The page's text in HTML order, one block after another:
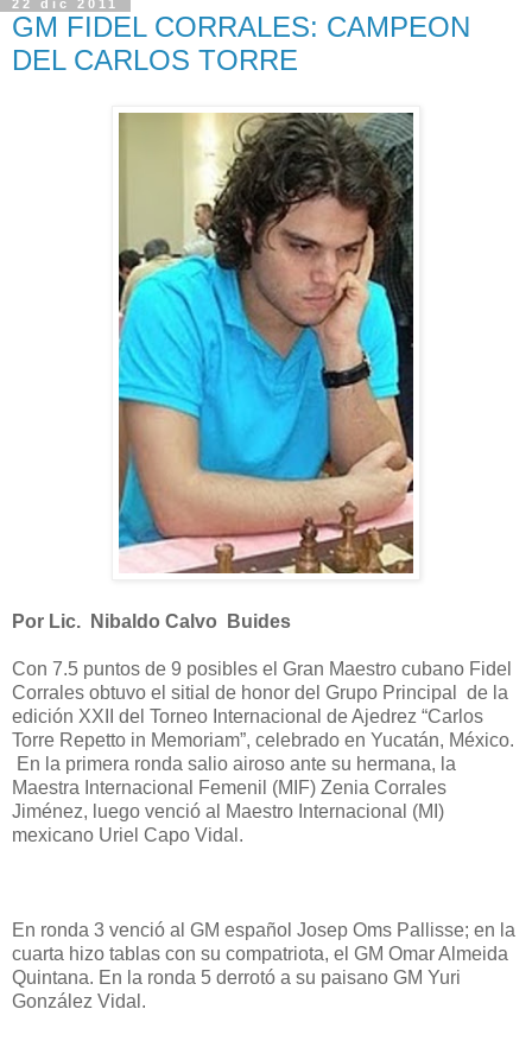
22 dic 2011
GM FIDEL CORRALES: CAMPEON
DEL CARLOS TORRE
Por Lic. Nibaldo Calvo Buides
Con 7.5 puntos de 9 posibles el Gran Maestro cubano Fidel
Corrales obtuvo el sitial de honor del Grupo Principal de la
edición XXII del Torneo Internacional de Ajedrez “Carlos
Torre Repetto in Memoriam”, celebrado en Yucatán, México.
En la primera ronda salio airoso ante su hermana, la
Maestra Internacional Femenil (MIF) Zenia Corrales
Jiménez, luego venció al Maestro Internacional (MI)
mexicano Uriel Capo Vidal.
En ronda 3 venció al GM español Josep Oms Pallisse; en la
cuarta hizo tablas con su compatriota, el GM Omar Almeida
Quintana. En la ronda 5 derrotó a su paisano GM Yuri
González Vidal.